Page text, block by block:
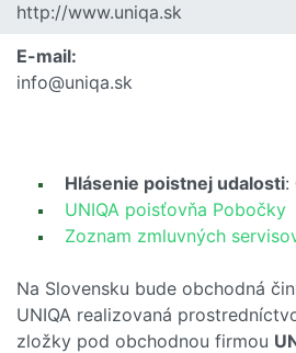
http://www.uniqa.sk
E-mail:
info@uniqa.sk
Hlásenie poistnej udalosti:
UNIQA poisťovňa Pobočky
Zoznam zmluvných
Na Slovensku bude obchodná
UNIQA realizovaná
zložky pod obchodnou firmou